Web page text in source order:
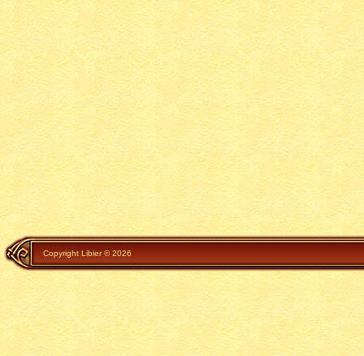
Copyright Libier © 2026